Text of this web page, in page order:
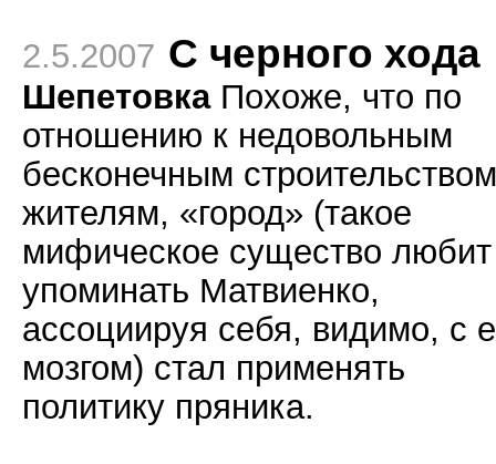
2.5.2007 С черного хода
ШепетовкаПохоже, что по
отношению к недовольным
бесконечным строительством
жителям, «город» (такое
мифическое существо любит
упоминать Матвиенко,
ассоциируя себя, видимо, с
мозгом) стал применять
политику пряника.